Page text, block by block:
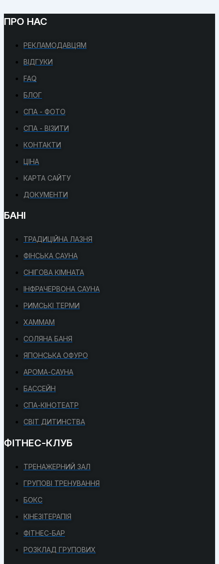
ПРО НАС
РЕКЛАМОДАВЦЯМ
ВІДГУКИ
FAQ
БЛОГ
СПА - ФОТО
СПА - ВІЗИТИ
КОНТАКТИ
ЦІНА
КАРТА САЙТУ
ДОКУМЕНТИ
БАНІ
ТРАДИЦІЙНА ЛАЗНЯ
ФІНСЬКА САУНА
СНІГОВА КІМНАТА
ІНФРАЧЕРВОНА САУНА
РИМСЬКІ ТЕРМИ
ХАММАМ
СОЛЯНА БАНЯ
ЯПОНСЬКА ОФУРО
АРОМА-САУНА
БАССЕЙН
СПА-КІНОТЕАТР
СВІТ ДИТИНСТВА
ФІТНЕС-КЛУБ
ТРЕНАЖЕРНИЙ ЗАЛ
ГРУПОВІ ТРЕНУВАННЯ
БОКС
КІНЕЗІТЕРАПІЯ
ФІТНЕС-БАР
РОЗКЛАД ГРУПОВИХ